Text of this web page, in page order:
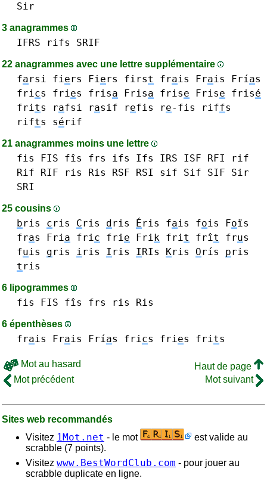
Sir
3 anagrammes
IFRS rifs SRIF
22 anagrammes avec une lettre supplémentaire
farsi fiers Fiers first frais Frais Frías
frics fries frisa Frisa frise Frise frisé
frits rafsi rasif refis re-fis riffs
rifts sérif
21 anagrammes moins une lettre
fis FIS fîs frs ifs Ifs IRS ISF RFI
rif
Rif RIF
ris Ris RSF RSI sif Sif SIF
Sir
SRI
25 cousins
bris cris Cris dris Éris fais fois Foïs
fras Fria fric frie Frik frit frît frus
fuis gris iris I ris IRIs Kris Orís pris
t ris
6 lipogrammes
fis FIS fîs frs ris Ris
6 épenthèses
frais Frais Frías frics fries frits
Mot au hasard
Haut de page
Mot précédent
Mot suivant
Sites web recommandés
Visitez 1Mot.net - le mot
est valide au
scrabble (7 points).
Visitez www.BestWordClub.com - pour jouer au
scrabble duplicate en ligne.